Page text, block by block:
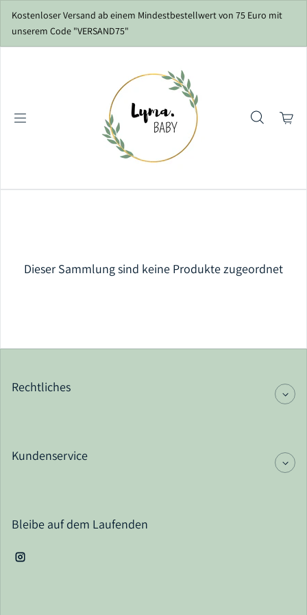
Kostenloser Versand ab einem Mindestbestellwert von 75 Euro mit
unserem Code "VERSAND75"
Dieser Sammlung sind keine Produkte zugeordnet
Rechtliches
Kundenservice
Bleibe auf dem Laufenden
Instagram